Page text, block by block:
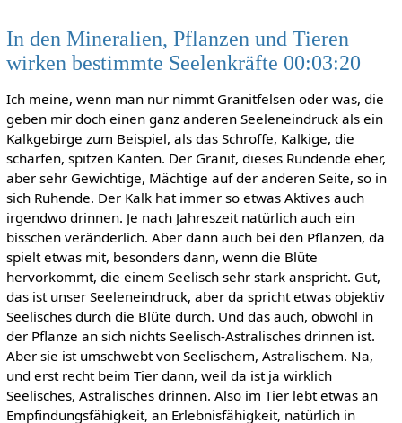
In den Mineralien, Pflanzen und Tieren
wirken bestimmte Seelenkräfte 00:03:20
Ich meine, wenn man nur nimmt Granitfelsen oder was, die
geben mir doch einen ganz anderen Seeleneindruck als ein
Kalkgebirge zum Beispiel, als das Schroffe, Kalkige, die
scharfen, spitzen Kanten. Der Granit, dieses Rundende eher,
aber sehr Gewichtige, Mächtige auf der anderen Seite, so in
sich Ruhende. Der Kalk hat immer so etwas Aktives auch
irgendwo drinnen. Je nach Jahreszeit natürlich auch ein
bisschen veränderlich. Aber dann auch bei den Pflanzen, da
spielt etwas mit, besonders dann, wenn die Blüte
hervorkommt, die einem Seelisch sehr stark anspricht. Gut,
das ist unser Seeleneindruck, aber da spricht etwas objektiv
Seelisches durch die Blüte durch. Und das auch, obwohl in
der Pflanze an sich nichts Seelisch-Astralisches drinnen ist.
Aber sie ist umschwebt von Seelischem, Astralischem. Na,
und erst recht beim Tier dann, weil da ist ja wirklich
Seelisches, Astralisches drinnen. Also im Tier lebt etwas an
Empfindungsfähigkeit, an Erlebnisfähigkeit, natürlich in